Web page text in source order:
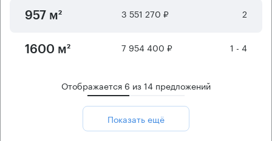
957 м² 3 551 270 ₽ 2
1600 м² 7 954 400 ₽ 1 - 4
Отображается 6 из14 предложений
Показать ещё